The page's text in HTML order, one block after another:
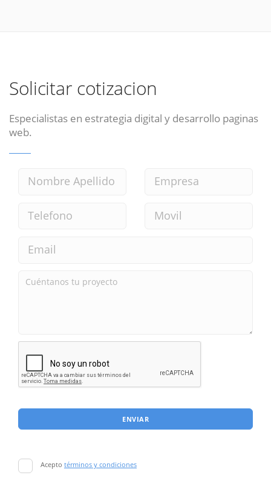
Solicitar cotizacion
Especialistas en estrategia digital y desarrollo paginas
web.
ENVIAR
Acepto términos y condiciones